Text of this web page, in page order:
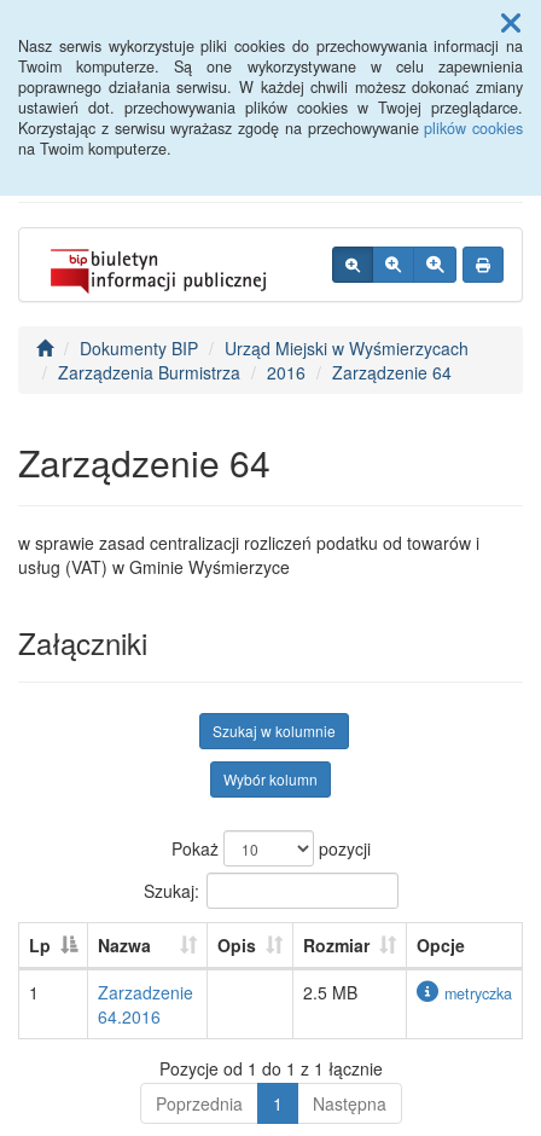
Nasz serwis wykorzystuje pliki cookies do przechowywania informacji na
Twoim komputerze. Są one wykorzystywane w celu zapewnienia
poprawnego działania serwisu. W każdej chwili możesz dokonać zmiany
ustawień dot. przechowywania plików cookies w Twojej przeglądarce.
Korzystając z serwisu wyrażasz zgodę na przechowywanieplików cookies
na Twoim komputerze.
Menu
BIP - Urząd Miejski
Wyśmierzyce
Dokumenty BIP
Urząd Miejski w Wyśmierzycach
Zarządzenia Burmistrza
2016 Zarządzenie 64
Zarządzenie 64
w sprawie zasad centralizacji rozliczeń podatku od towarów i
usług (VAT) w Gminie Wyśmierzyce
Załączniki
Szukaj w kolumnie
Wybór kolumn
Pokaż
pozycji
Szukaj:
Lp Nazwa Opis Rozmiar
Opcje
1
Zarzadzenie
64.2016
2.5 MB metryczka
Pozycje od 1 do 1 z 1 łącznie
Poprzednia
1 Następna